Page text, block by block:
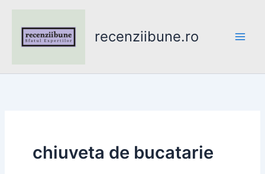
content
recenziibune.ro
chiuveta de bucatarie